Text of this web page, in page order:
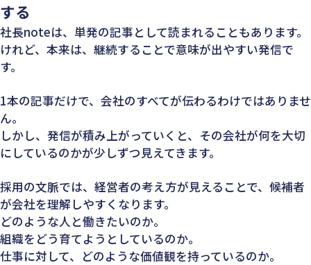
する
社長noteは、単発の記事として読まれることもあります。
けれど、本来は、継続することで意味が出やすい発信で
す。
1本の記事だけで、会社のすべてが伝わるわけではありませ
ん。
しかし、発信が積み上がっていくと、その会社が何を大切
にしているのかが少しずつ見えてきます。
採用の文脈では、経営者の考え方が見えることで、候補者
が会社を理解しやすくなります。
どのような人と働きたいのか。
組織をどう育てようとしているのか。
仕事に対して、どのような価値観を持っているのか。